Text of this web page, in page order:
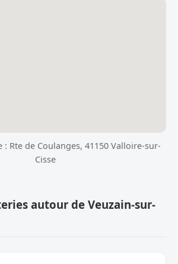
: Rte de Coulanges, 41150 Valloire-sur-
Cisse
autour de Veuzain-sur-